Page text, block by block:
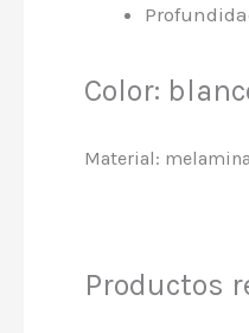
Color:
Material:
Productos